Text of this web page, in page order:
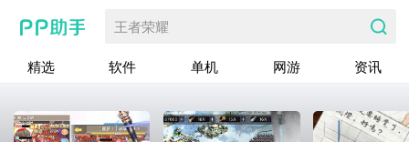
王者荣耀
精选 软件 单机 网游 资讯